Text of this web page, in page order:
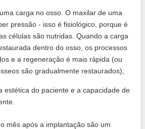
carga no osso. O maxilar de uma
pressão - isso é fisiológico, porque é
células são nutridas. Quando a carga
dentro do osso, os processos
e a regeneração é mais rápida (ou
são gradualmente restaurados);
estética do paciente e a capacidade de
mês após a implantação são um